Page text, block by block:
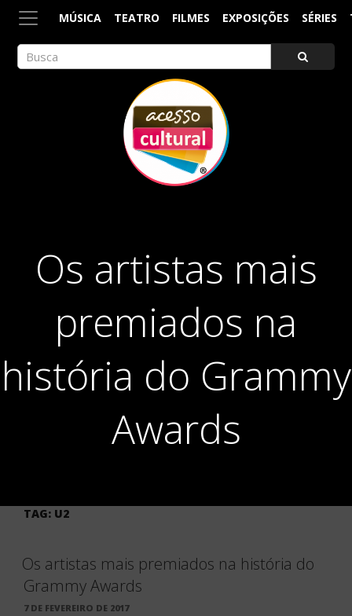
MÚSICA TEATRO FILMES EXPOSIÇÕES SÉRIES
Os artistas mais
premiados na
história do Grammy
Awards
TAG: U2
Os artistas mais premiados na história do
Grammy Awards
PUBLICADO
7 DE FEVEREIRO DE 2017